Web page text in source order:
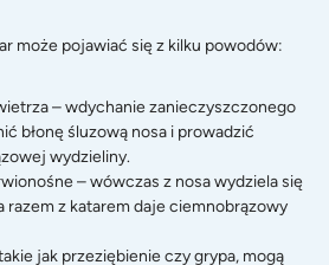
może pojawiać się z kilku powodów:
– wdychanie zanieczyszczonego
błonę śluzową nosa i prowadzić
wydzieliny.
– wówczas z nosa wydziela się
razem z katarem daje ciemnobrązowy
jak przeziębienie czy grypa, mogą